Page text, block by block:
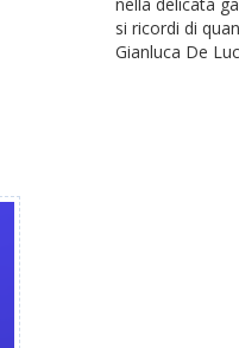
si ricordi di
Gianluca De